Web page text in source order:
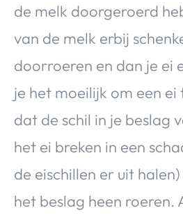
de melk doorgeroerd
van de melk erbij
doorroeren en dan je ei
je het moeilijk om een
dat de schil in je beslag
het ei breken in een
de eischillen er uit
het beslag heen roeren.